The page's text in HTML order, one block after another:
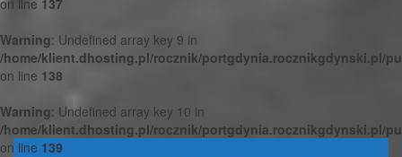
on line 137
Warning: Undefined array key 9 in
/home/klient.dhosting.pl/rocznik/portgdynia.rocznikgdynski.pl/
on line 138
Warning: Undefined array key 10 in
/home/klient.dhosting.pl/rocznik/portgdynia.rocznikgdynski.pl/
on line 139